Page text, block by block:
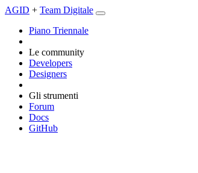
AGID + Team Digitale
Piano Triennale
Le community
Developers
Designers
Gli strumenti
Forum
Docs
GitHub